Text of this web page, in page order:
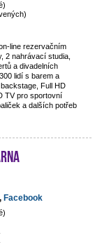
line rezervačním
2 nahrávací studia,
a divadelních
lidí s barem a
Full HD
TV pro sportovní
a dalších potřeb
, Facebook